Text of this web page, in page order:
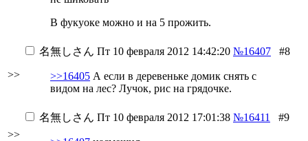
В фукуоке можно и на 5 прожить.
>>
名無しさん Пт 10 февраля 2012 14:42:20 №16407 #8
>>16405 А если в деревеньке домик снять с
видом на лес? Лучок, рис на грядочке.
>>
名無しさん Пт 10 февраля 2012 17:01:38 №16411 #9